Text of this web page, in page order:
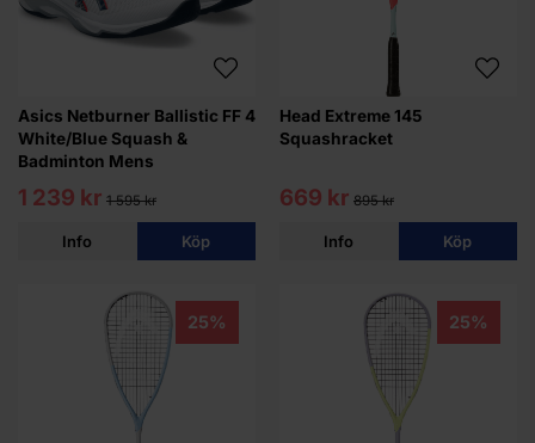
Asics Netburner Ballistic FF 4
White/Blue Squash &
Badminton Mens
1 239 kr 1 595 kr
Info Köp
Head Extreme 145
Squashracket
669 kr 895 kr
Info Köp
25% 25%